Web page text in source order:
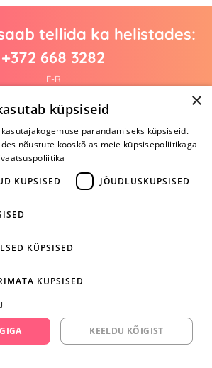
tellida ka helistades:
+372 668 3282
E-R
Arvustusi veel pole
Ole esimene!
arvustus ja SAA KINGITUS!
668 3282
yesyes.ee
×
küpsiseid
parandamiseks küpsiseid.
nõustute kooskõlas meie küpsisepoliitikaga
KÜPSISED
JÕUDLUSKÜPSISED
KÜPSISED
KÜPSISED
KEELDU KÕIGIST